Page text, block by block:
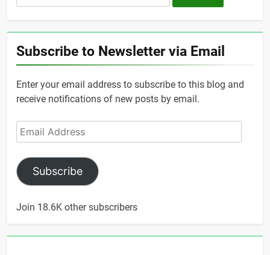
for:
Subscribe to Newsletter via Email
Enter your email address to subscribe to this blog and
receive notifications of new posts by email.
Email
Address
Subscribe
Join 18.6K other subscribers